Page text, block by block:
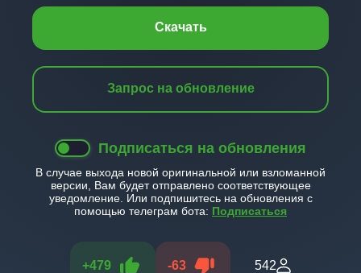
Скачать
Запрос на обновление
Подписаться на обновления
В случае выхода новой оригинальной или взломанной
версии, Вам будет отправлено соответствующее
уведомление. Или подпишитесь на обновления с
помощью телеграм бота: Подписаться
+479 -63 542